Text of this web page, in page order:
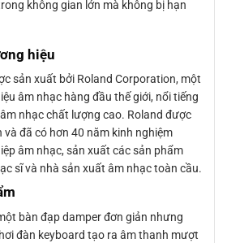
không gian lớn mà không bị hạn
hiệu
sản xuất bởi Roland Corporation, một
âm nhạc hàng đầu thế giới, nổi tiếng
nhạc chất lượng cao. Roland được
đã có hơn 40 năm kinh nghiệm
âm nhạc, sản xuất các sản phẩm
sĩ và nhà sản xuất âm nhạc toàn cầu.
bàn đạp damper đơn giản nhưng
đàn keyboard tạo ra âm thanh mượt